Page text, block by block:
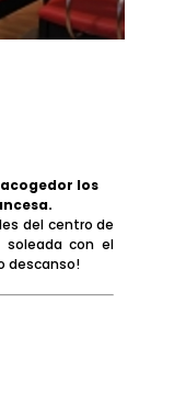
los
del centro de
con el
descanso!